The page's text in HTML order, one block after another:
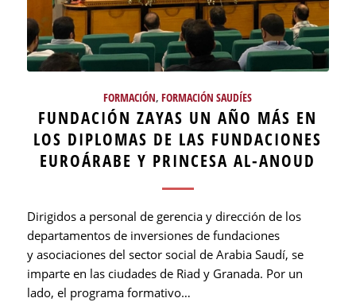
FORMACIÓN,FORMACIÓN SAUDÍES
FUNDACIÓN ZAYAS UN AÑO MÁS EN
LOS DIPLOMAS DE LAS FUNDACIONES
EUROÁRABE Y PRINCESA AL-ANOUD
Dirigidos a personal de gerencia y dirección de los
departamentos de inversiones de fundaciones
y asociaciones del sector social de Arabia Saudí, se
imparte en las ciudades de Riad y Granada. Por un
lado, el programa formativo…